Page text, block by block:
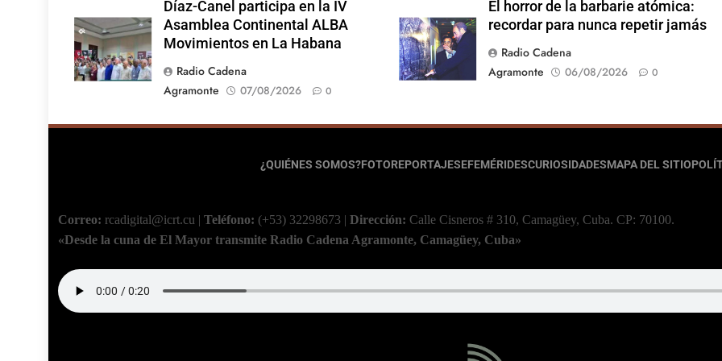
Díaz-Canel participa en la IV
Asamblea Continental ALBA
Movimientos en La Habana
Radio Cadena
Agramonte
07/08/2026 0
El horror de la barbarie atómica:
recordar para nunca repetir jamás
Radio Cadena
Agramonte
06/08/2026 0
¿QUIÉNES SOMOS?FOTOREPORTAJESEFEMÉRIDESCURIOSIDADESMAPA DEL SITIO
Correo: rcadigital@icrt.cu | Teléfono: (+53) 32298673 | Dirección: Calle Cisneros # 310, Camagüey, Cuba. CP: 70100.
«Desde la cuna de El Mayor transmite Radio Cadena Agramonte, Camagüey, Cuba»